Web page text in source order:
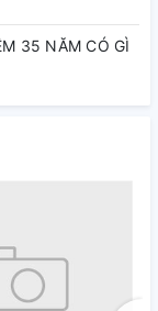
35 NĂM CÓ GÌ